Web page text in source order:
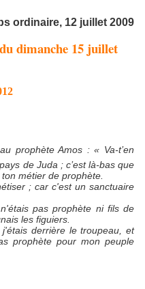
ordinaire, 12 juillet 2009
dimanche 15 juillet
prophète Amos : « Va-t’en
de Juda ; c’est là-bas que
métier de prophète.
; car c'est un sanctuaire
pas prophète ni fils de
les figuiers.
derrière le troupeau, et
prophète pour mon peuple